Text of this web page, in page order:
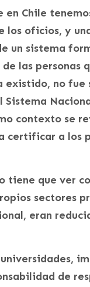
en Chile
los oficios, y
un sistema
las personas
existido, no fue
Sistema
contexto se
a certificar a
tiene que ver
sectores
eran
de